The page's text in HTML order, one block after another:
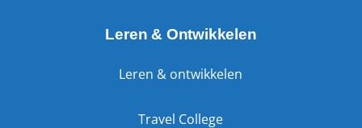
Leren & Ontwikkelen
Leren & ontwikkelen
Travel College